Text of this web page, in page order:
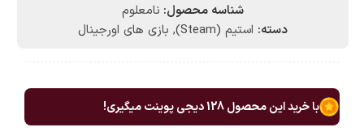
شناسه محصول: نامعلوم
دسته: استیم (Steam) , بازی های اورجینال
با خرید این محصول128دیجی پوینت میگیری!